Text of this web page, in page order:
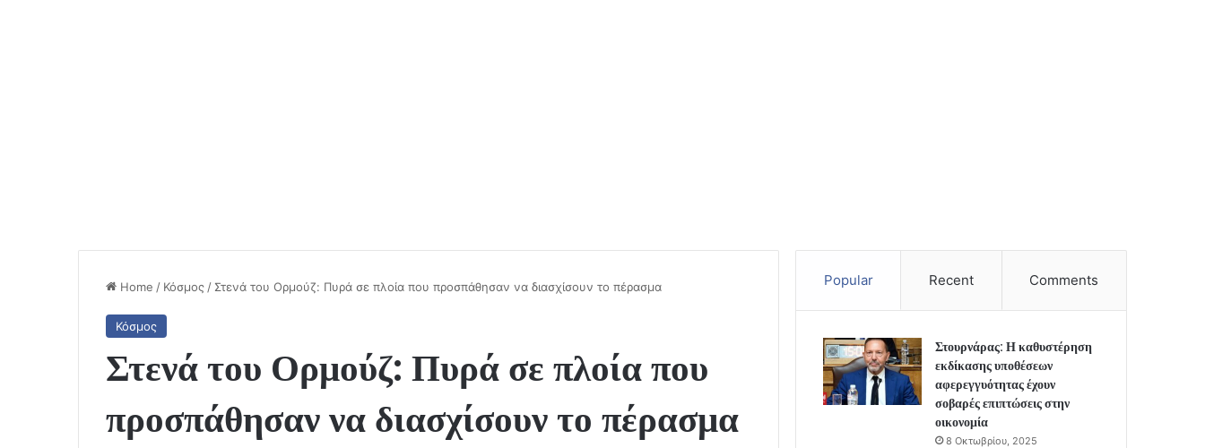
Home / Κόσμος / Στενά του Ορμούζ: Πυρά σε πλοία που προσπάθησαν να διασχίσουν το πέρασμα
Κόσμος
Στενά του Ορμούζ: Πυρά σε πλοία που
προσπάθησαν να διασχίσουν το πέρασμα
Popular Recent Comments
Στουρνάρας: Η καθυστέρηση
εκδίκασης υποθέσεων
αφερεγγυότητας έχουν
σοβαρές επιπτώσεις στην
οικονομία
8 Οκτωβρίου, 2025